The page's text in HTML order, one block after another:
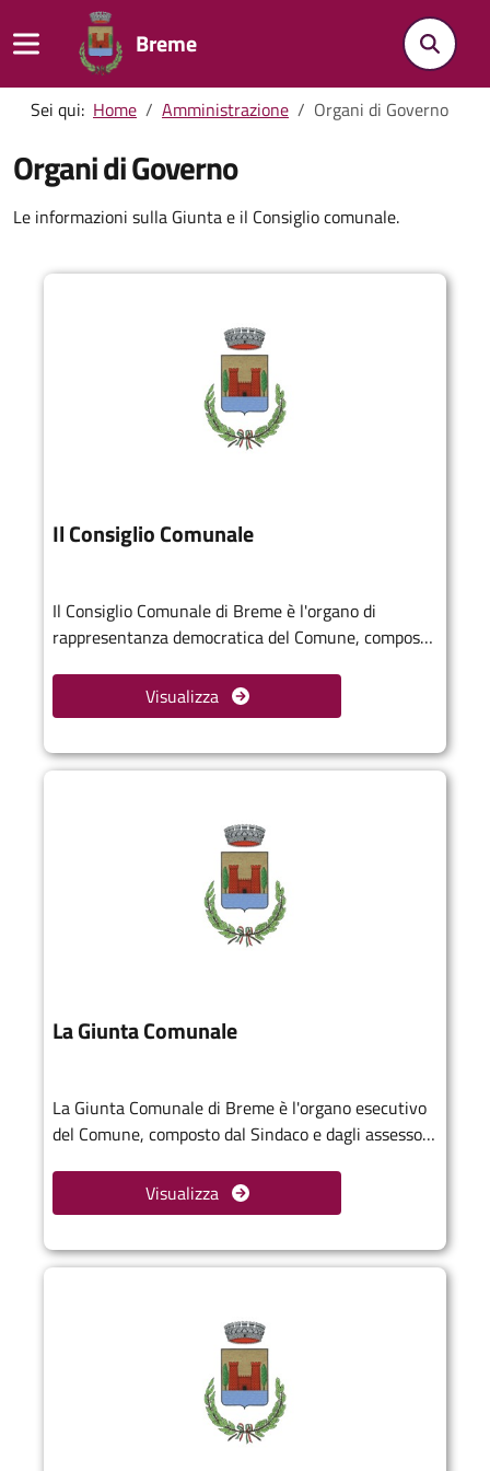
Breme
Sei qui: Home Amministrazione Organi di Governo
Organi di Governo
Le informazioni sulla Giunta e il Consiglio comunale.
Il Consiglio Comunale
Il Consiglio Comunale di Breme è l'organo di
rappresentanza democratica del Comune, composto
periodicamente per discutere e approvare le
decisioni importanti per la comunità, come il
sono pubbliche e trasmesse in diretta, favorendo la
contribuisce a costruire il futuro di Breme,
lavorando insieme al Sindaco e alla Giunta per il
bene della collettività.
Visualizza
La Giunta Comunale
La Giunta Comunale di Breme è l'organo esecutivo
del Comune, composto dal Sindaco e dagli assessori
le delibere del Consiglio Comunale, gestire i servizi
e le attività quotidiane del Comune e sviluppare le
benessere della comunità e la realizzazione dei
Visualizza